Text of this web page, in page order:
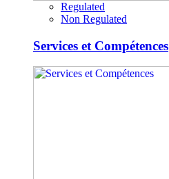
Regulated
Non Regulated
Services et Compétences